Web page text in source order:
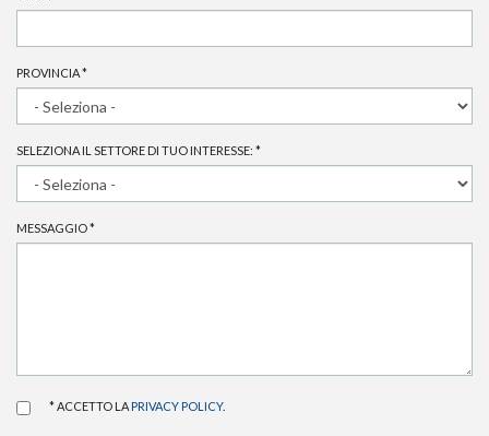
PROVINCIA*
SELEZIONA IL SETTORE DI TUO INTERESSE: *
MESSAGGIO*
* ACCETTO LA PRIVACY POLICY.